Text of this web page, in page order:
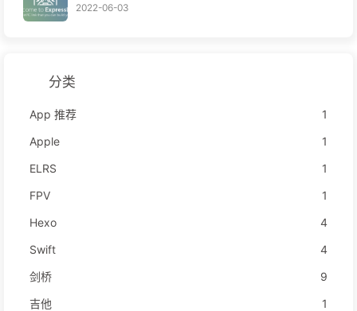
2022-06-03
分类
App 推荐
1
Apple
1
ELRS
1
FPV
1
Hexo
4
Swift
4
剑桥
9
吉他
1